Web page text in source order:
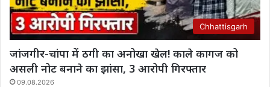
Chhattisgarh
जांजगीर-चांपा में ठगी का अनोखा खेल! काले कागज को
असली नोट बनाने का झांसा, 3 आरोपी गिरफ्तार
09.08.2026